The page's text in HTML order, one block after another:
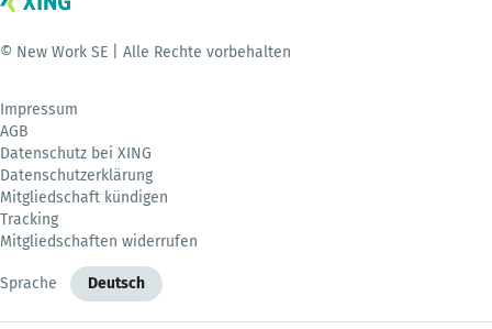
© New Work SE | Alle Rechte vorbehalten
Impressum
AGB
Datenschutz bei XING
Datenschutzerklärung
Mitgliedschaft kündigen
Tracking
Mitgliedschaften widerrufen
Sprache Deutsch